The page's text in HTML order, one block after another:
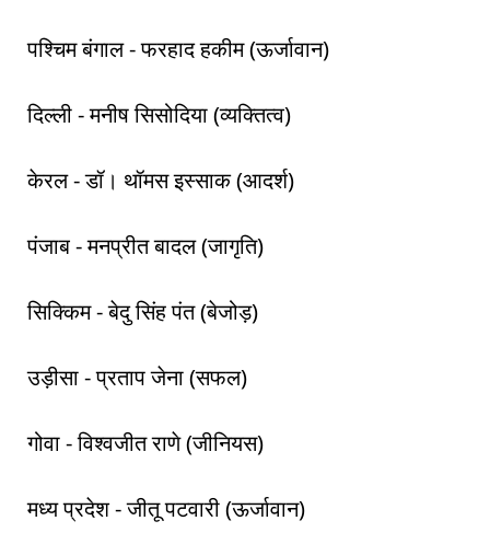
पश्चिम बंगाल - फरहाद हकीम (ऊर्जावान)
दिल्ली - मनीष सिसोदिया (व्यक्तित्व)
केरल - डॉ। थॉमस इस्साक (आदर्श)
पंजाब - मनप्रीत बादल (जागृति)
सिक्किम - बेदु सिंह पंत (बेजोड़)
उड़ीसा - प्रताप जेना (सफल)
गोवा - विश्वजीत राणे (जीनियस)
मध्य प्रदेश - जीतू पटवारी (ऊर्जावान)